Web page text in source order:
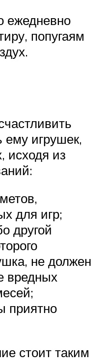
ежедневно
попугаям
ему игрушек,
исходя из
для игр;
другой
не должен
вредных
приятно
стоит таким